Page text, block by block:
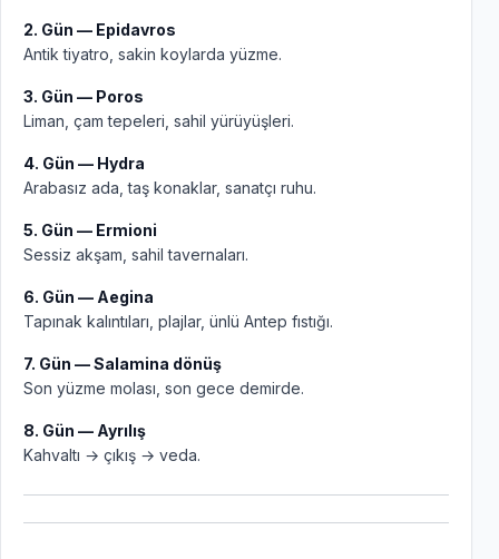
2. Gün — Epidavros
Antik tiyatro, sakin koylarda yüzme.
3. Gün — Poros
Liman, çam tepeleri, sahil yürüyüşleri.
4. Gün — Hydra
Arabasız ada, taş konaklar, sanatçı ruhu.
5. Gün — Ermioni
Sessiz akşam, sahil tavernaları.
6. Gün — Aegina
Tapınak kalıntıları, plajlar, ünlü Antep fıstığı.
7. Gün — Salamina dönüş
Son yüzme molası, son gece demirde.
8. Gün — Ayrılış
Kahvaltı → çıkış → veda.